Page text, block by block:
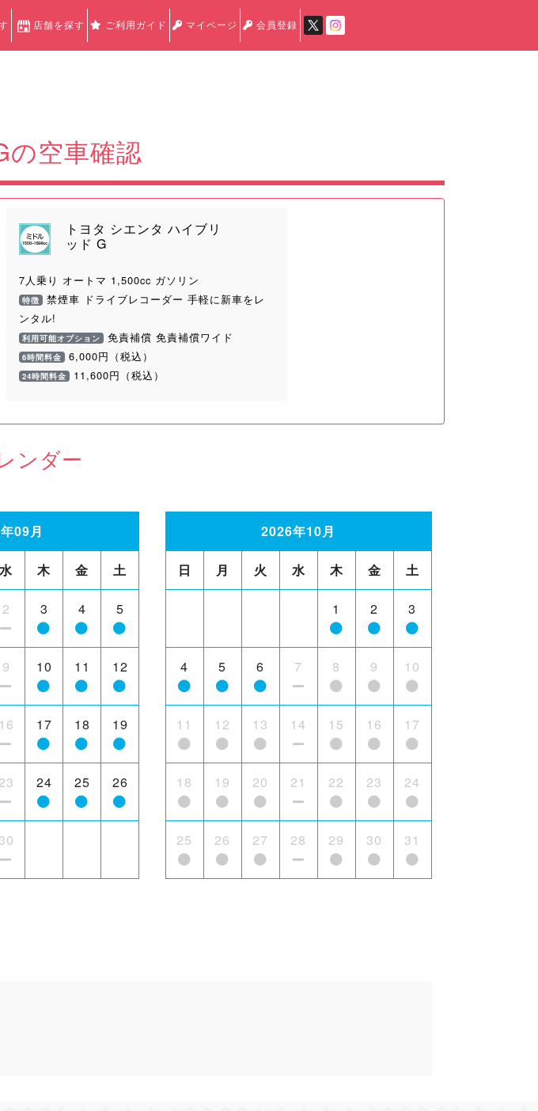
店舗を探す ご利用ガイド マイページ 会員登録
空車確認
トヨタ シエンタ ハイブリ
ッド G
7人乗り オートマ 1,500cc ガソリン
特徴 禁煙車 ドライブレコーダー 手軽に新車をレ
ンタル!
利用可能オプション 免責補償 免責補償ワイド
6時間料金 6,000円（税込）
24時間料金 11,600円（税込）
ンダー
09月
水 木 金 土
2 3 4 5
9 10 11 12
16 17 18 19
23 24 25 26
30
2026年10月
日 月 火 水 木 金 土
1 2 3
4 5 6 7 8 9 10
11 12 13 14 15 16 17
18 19 20 21 22 23 24
25 26 27 28 29 30 31